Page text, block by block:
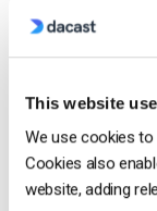
This website
We use cookies to
Cookies also
website, adding
Paso 3